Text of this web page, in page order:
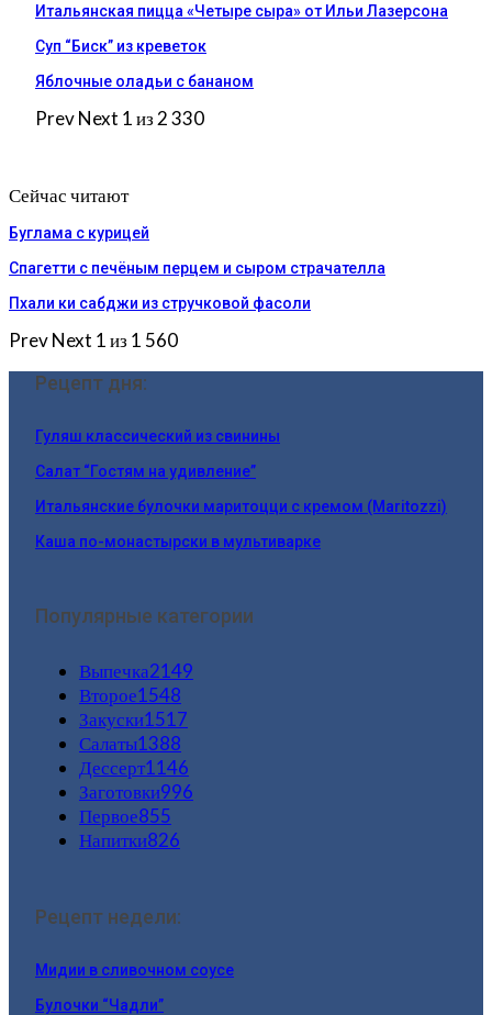
Итальянская пицца «Четыре сыра» от Ильи Лазерсона
Суп “Биск” из креветок
Яблочные оладьи с бананом
PrevNext 1 из 2 330
Сейчас читают
Буглама с курицей
Спагетти с печёным перцем и сыром страчателла
Пхали ки сабджи из стручковой фасоли
PrevNext 1 из 1 560
Рецепт дня:
Гуляш классический из свинины
Салат “Гостям на удивление”
Итальянские булочки маритоцци с кремом (Maritozzi)
Каша по-монастырски в мультиварке
Популярные категории
Выпечка2149
Второе1548
Закуски1517
Салаты1388
Дессерт1146
Заготовки996
Первое855
Напитки826
Рецепт недели:
Мидии в сливочном соусе
Булочки “Чадли”